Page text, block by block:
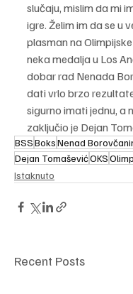
slučaju, mislim da mi
igre. Želim im da se u
plasman na
neka medalja u Los
dobar rad Nenada
dati vrlo brzo
sigurno imati jednu, a
zaključio je Dejan
BSSBoksNenad
Dejan TomaševićOKS
Istaknuto
Recent Posts